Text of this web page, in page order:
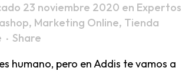
23 noviembre 2020 en Expertos
, Marketing Online, Tienda
Share
humano, pero en Addis te vamos a